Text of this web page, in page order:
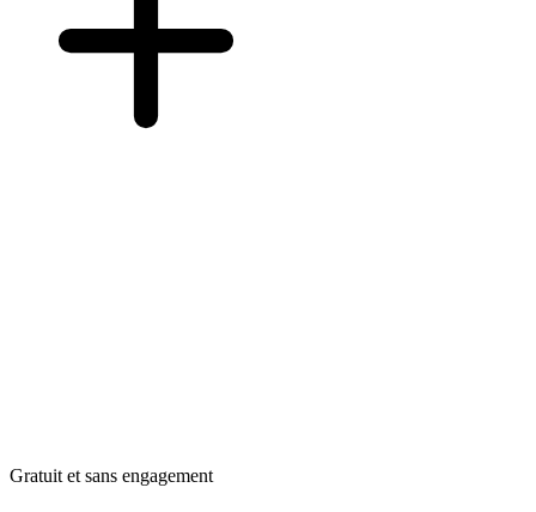
Gratuit et sans engagement